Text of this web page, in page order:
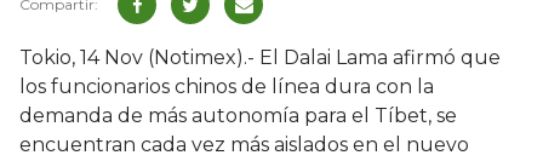
Tokio, 14 Nov (Notimex).- El Dalai Lama afirmó que
los funcionarios chinos de línea dura con la
demanda de más autonomía para el Tíbet, se
encuentran cada vez más aislados en el nuevo